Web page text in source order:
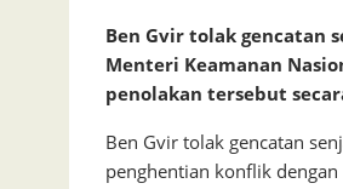
Ben Gvir tolak gencatan
Menteri Keamanan
penolakan tersebut
Ben Gvir tolak gencatan
penghentian konflik